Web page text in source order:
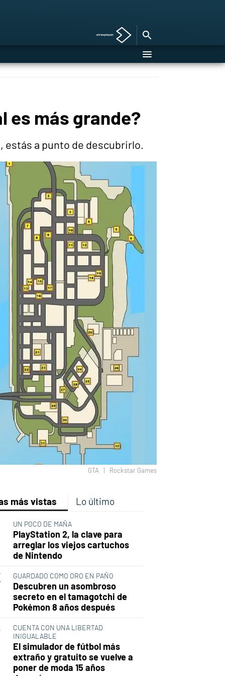
es más grande?
estás a punto de descubrirlo.
Rockstar Games
GTA
TwitterLinkedinFlipboard
más vistas Lo último
UN POCO DE MAÑA
PlayStation 2, la clave para
arreglar los viejos cartuchos
de Nintendo
GUARDADO COMO ORO EN PAÑO
Descubren un asombroso
secreto en el tamagotchi de
Pokémon 8 años después
CUENTA CON UNA LIBERTAD
INIGUALABLE
El simulador de fútbol más
extraño y gratuito se vuelve a
poner de moda 15 años